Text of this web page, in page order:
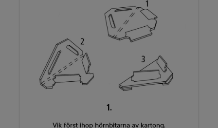
1.
Vik först ihop hörnbitarna av kartong.